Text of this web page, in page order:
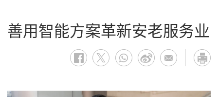
善用智能方案革新安老服务业